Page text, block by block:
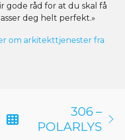
gode råd for at du skal få
deg helt perfekt.»
om arkitekttjenester fra
306 –
POLARLYS